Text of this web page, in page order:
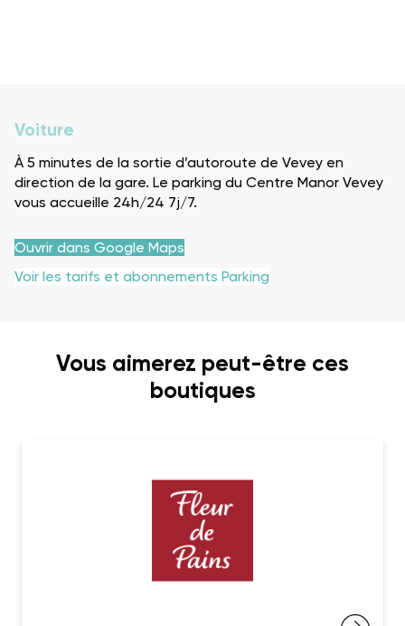
Voiture
À 5 minutes de la sortie d’autoroute de Vevey en
direction de la gare. Le parking du Centre Manor Vevey
vous accueille 24h/24 7j/7.
Ouvrir dans Google Maps
Voir les tarifs et abonnements Parking
Vous aimerez peut-être ces
boutiques